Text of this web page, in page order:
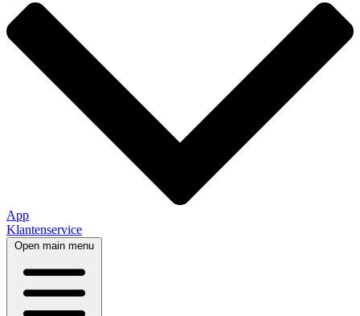
App
Klantenservice
Open main menu